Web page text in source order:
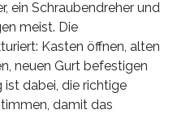
ein Schraubendreher und
meist. Die
Kasten öffnen, alten
neuen Gurt befestigen
dabei, die richtige
damit das